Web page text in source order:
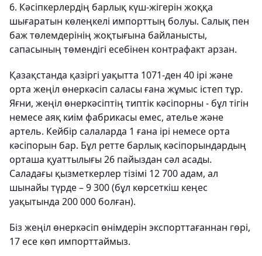
6. Кәсіпкерлердің барлық күш-жігерін жоққа
шығаратын көлеңкелі импорттың болуы. Салық пен
баж төлемдерінің жоқтығына байланысты,
сапасының төмендігі есебінен контрафакт арзан.
Қазақстанда қазіргі уақытта 1071-ден 40 ірі және
орта жеңіл өнеркәсіп саласы ғана жұмыс істеп тұр.
Яғни, жеңіл өнеркәсіптің типтік кәсіпорны - бұл тігін
немесе аяқ киім фабрикасы емес, ателье және
артель. Кейбір салаларда 1 ғана ірі немесе орта
кәсіпорын бар. Бұл ретте барлық кәсіпорындардың
орташа қуаттылығы 26 пайыздан сәл асады.
Саладағы қызметкерлер тізімі 12 700 адам, ал
шынайы түрде – 9 300 (бұл көрсеткіш кеңес
уақытында 200 000 болған).
Біз жеңіл өнеркәсіп өнімдерін экспорттағаннан гөрі,
17 есе көп импорттаймыз.